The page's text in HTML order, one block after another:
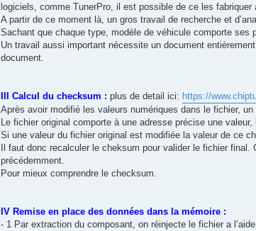
logiciels, comme TunerPro, il est possible de ce les
A partir de ce moment là, un gros travail de recherche et
Sachant que chaque type, modèle de véhicule comporte ses
Un travail aussi important nécessite un document
document.
III Calcul du checksum : plus de detail ici: https://
Après avoir modifié les valeurs numériques dans le fichier,
Le fichier original comporte à une adresse précise une
Si une valeur du fichier original est modifiée la valeur de ce
Il faut donc recalculer le cheksum pour valider le fichier
précédemment.
Pour mieux comprendre le checksum.
IV Remise en place des données dans la mémoire :
- 1 Par extraction du composant, on réinjecte le fichier a